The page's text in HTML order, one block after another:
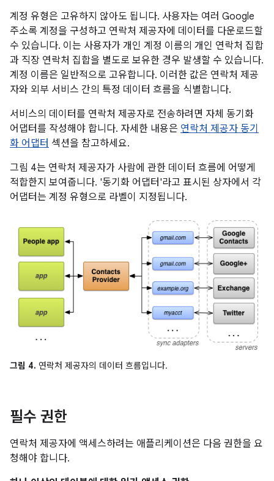
계정 유형은 고유하지 않아도 됩니다. 사용자는 여러 Google
주소록 계정을 구성하고 연락처 제공자에 데이터를 다운로드할
수 있습니다. 이는 사용자가 개인 계정 이름의 개인 연락처 집합
과 직장 연락처 집합을 별도로 보유한 경우 발생할 수 있습니다.
계정 이름은 일반적으로 고유합니다. 이러한 값은 연락처 제공
자와 외부 서비스 간의 특정 데이터 흐름을 식별합니다.
서비스의 데이터를 연락처 제공자로 전송하려면 자체 동기화
어댑터를 작성해야 합니다. 자세한 내용은 연락처 제공자 동기
화 어댑터 섹션을 참고하세요.
그림 4는 연락처 제공자가 사람에 관한 데이터 흐름에 어떻게
적합한지 보여줍니다. '동기화 어댑터'라고 표시된 상자에서 각
어댑터는 계정 유형으로 라벨이 지정됩니다.
그림 4. 연락처 제공자의 데이터 흐름입니다.
필수 권한
연락처 제공자에 액세스하려는 애플리케이션은 다음 권한을 요
청해야 합니다.